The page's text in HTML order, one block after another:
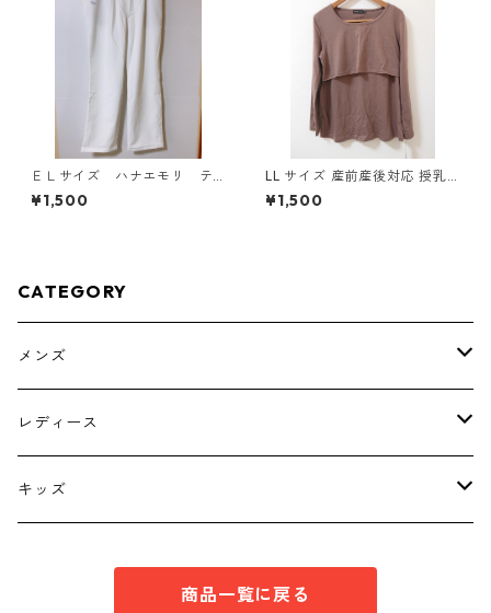
ＥＬサイズ ハナエモリ テ
ーパードパンツ ナース ホ
ワイト KAE-4159
¥1,500
LL サイズ 産前産後対応 授乳
口付き 長袖シャツ マタニティ
チャコールグレー ◆KIY-1304
¥1,500
CATEGORY
メンズ
トップス
ボトムス
レディース
トップス
キッズ
商品一覧に戻る